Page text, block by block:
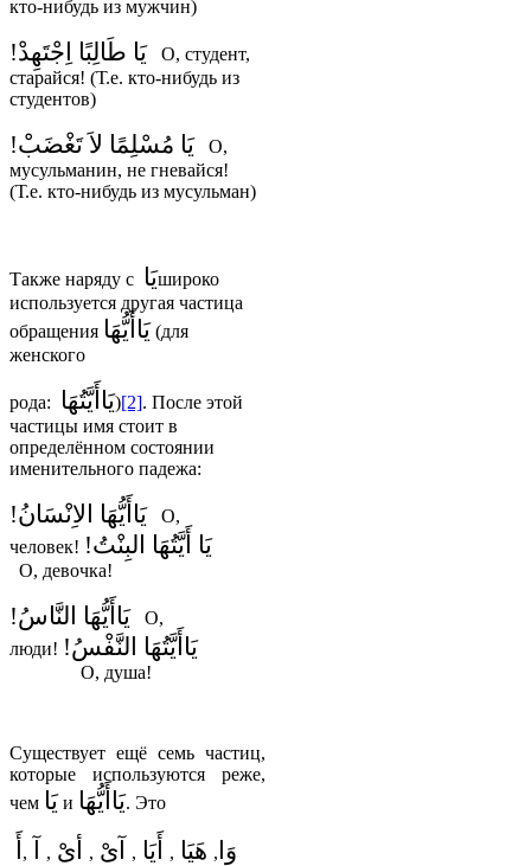
кто-нибудь из мужчин)
يَا طَالِبًا اِجْتَهِدْ! О, студент,
старайся! (Т.е. кто-нибудь из
студентов)
يَا مُسْلِمًا لاَ تَغْضَبْ! О,
мусульманин, не гневайся!
(Т.е. кто-нибудь из мусульман)
Также наряду с يَاшироко
используется другая частица
обращения يَاأَيُّهَا (для
женского
рода: يَاأَيَّتُهَا)[2]. После этой
частицы имя стоит в
определённом состоянии
именительного падежа:
يَاأَيُّهَا الاِنْسَانُ! О,
человек! يَا أَيَّتُهَا البِنْتُ!
О, девочка!
يَاأَيُّهَا النَّاسُ! О,
люди! يَاأَيَّتُهَا النَّفْسُ!
О, душа!
Существует ещё семь частиц,
которые используются реже,
чем يَا и يَاأَيُّهَا. Это
, , أىْ , آىْ , أَيَا , هَيَا , وَا